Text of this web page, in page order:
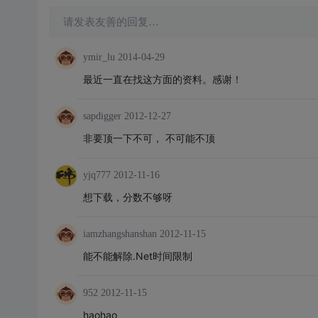
请发表友善的回复…
ymir_lu 2014-04-29
最近一直在找这方面的资料。感谢！
sapdigger 2012-12-27
非要顶一下不可， 不可能不顶
yjq777 2012-11-16
想下载，分数不够呀
iamzhangshanshan 2012-11-15
能不能解除.Net时间限制
952 2012-11-15
haohao